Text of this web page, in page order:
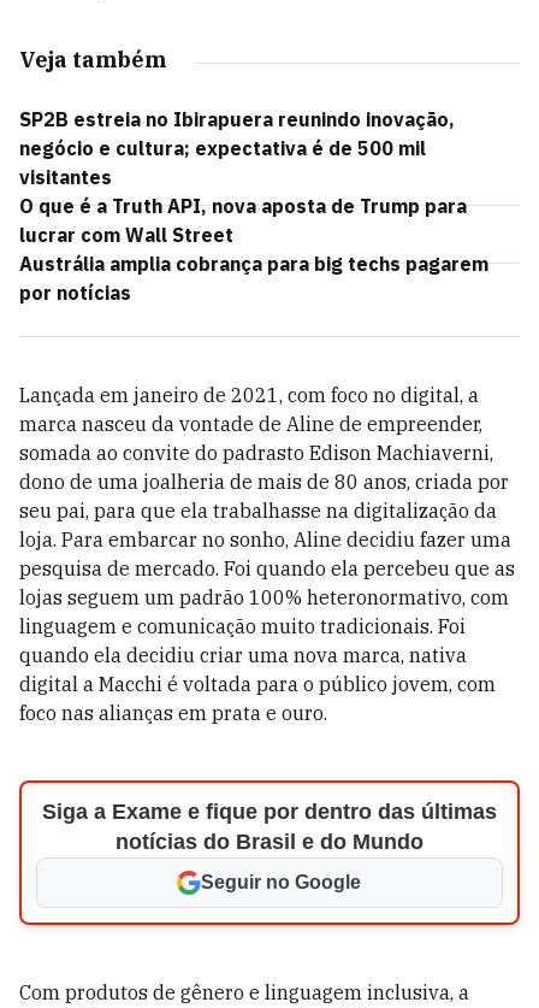
Veja também
SP2B estreia no Ibirapuera reunindo inovação,
negócio e cultura; expectativa é de 500 mil
visitantes
O que é a Truth API, nova aposta de Trump para
lucrar com Wall Street
Austrália amplia cobrança para big techs pagarem
por notícias
Lançada em janeiro de 2021, com foco no digital, a
marca nasceu da vontade de Aline de empreender,
somada ao convite do padrasto Edison Machiaverni,
dono de uma joalheria de mais de 80 anos, criada por
seu pai, para que ela trabalhasse na digitalização da
loja. Para embarcar no sonho, Aline decidiu fazer uma
pesquisa de mercado. Foi quando ela percebeu que as
lojas seguem um padrão 100% heteronormativo, com
linguagem e comunicação muito tradicionais. Foi
quando ela decidiu criar uma nova marca, nativa
digital a Macchi é voltada para o público jovem, com
foco nas alianças em prata e ouro.
Siga a Exame e fique por dentro das últimas
notícias do Brasil e do Mundo
Seguir no Google
Com produtos de gênero e linguagem inclusiva, a